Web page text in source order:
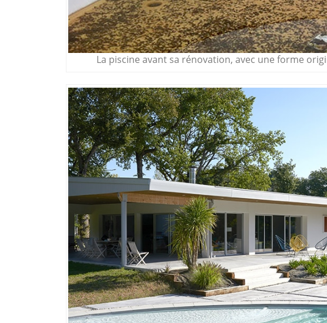
La piscine avant sa rénovation, avec une forme